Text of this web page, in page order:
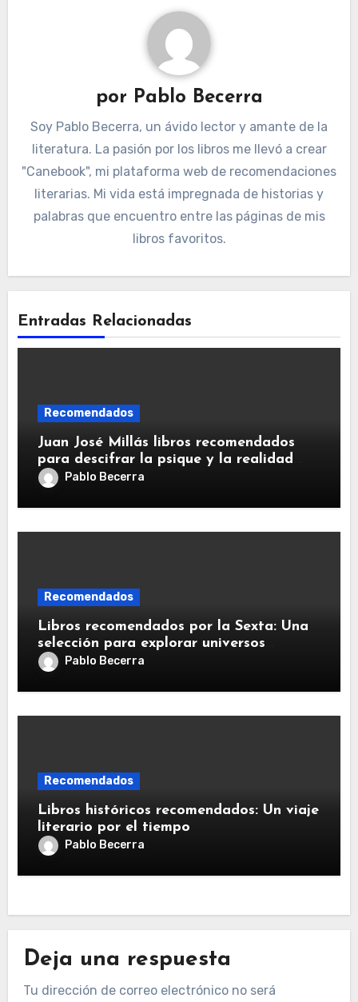
por Pablo Becerra
Soy Pablo Becerra, un ávido lector y amante de la
literatura. La pasión por los libros me llevó a crear
"Canebook", mi plataforma web de recomendaciones
literarias. Mi vida está impregnada de historias y
palabras que encuentro entre las páginas de mis
libros favoritos.
Entradas Relacionadas
Recomendados
Juan José Millás libros recomendados
para descifrar la psique y la realidad
humanaPablo Becerra
Recomendados
Libros recomendados por la Sexta: Una
selección para explorar universos
literariosPablo Becerra
Recomendados
Libros históricos recomendados: Un viaje
literario por el tiempo
Pablo Becerra
Deja una respuesta
Tu dirección de correo electrónico no será